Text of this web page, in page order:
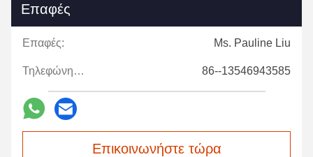
Επαφές
Επαφές: Ms. Pauline Liu
Τηλεφώνημα: 86--13546943585
Επικοινωνήστε τώρα